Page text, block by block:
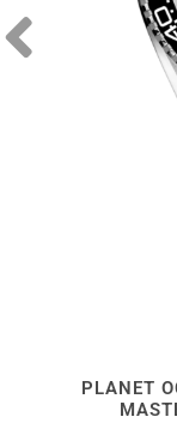
PLANET